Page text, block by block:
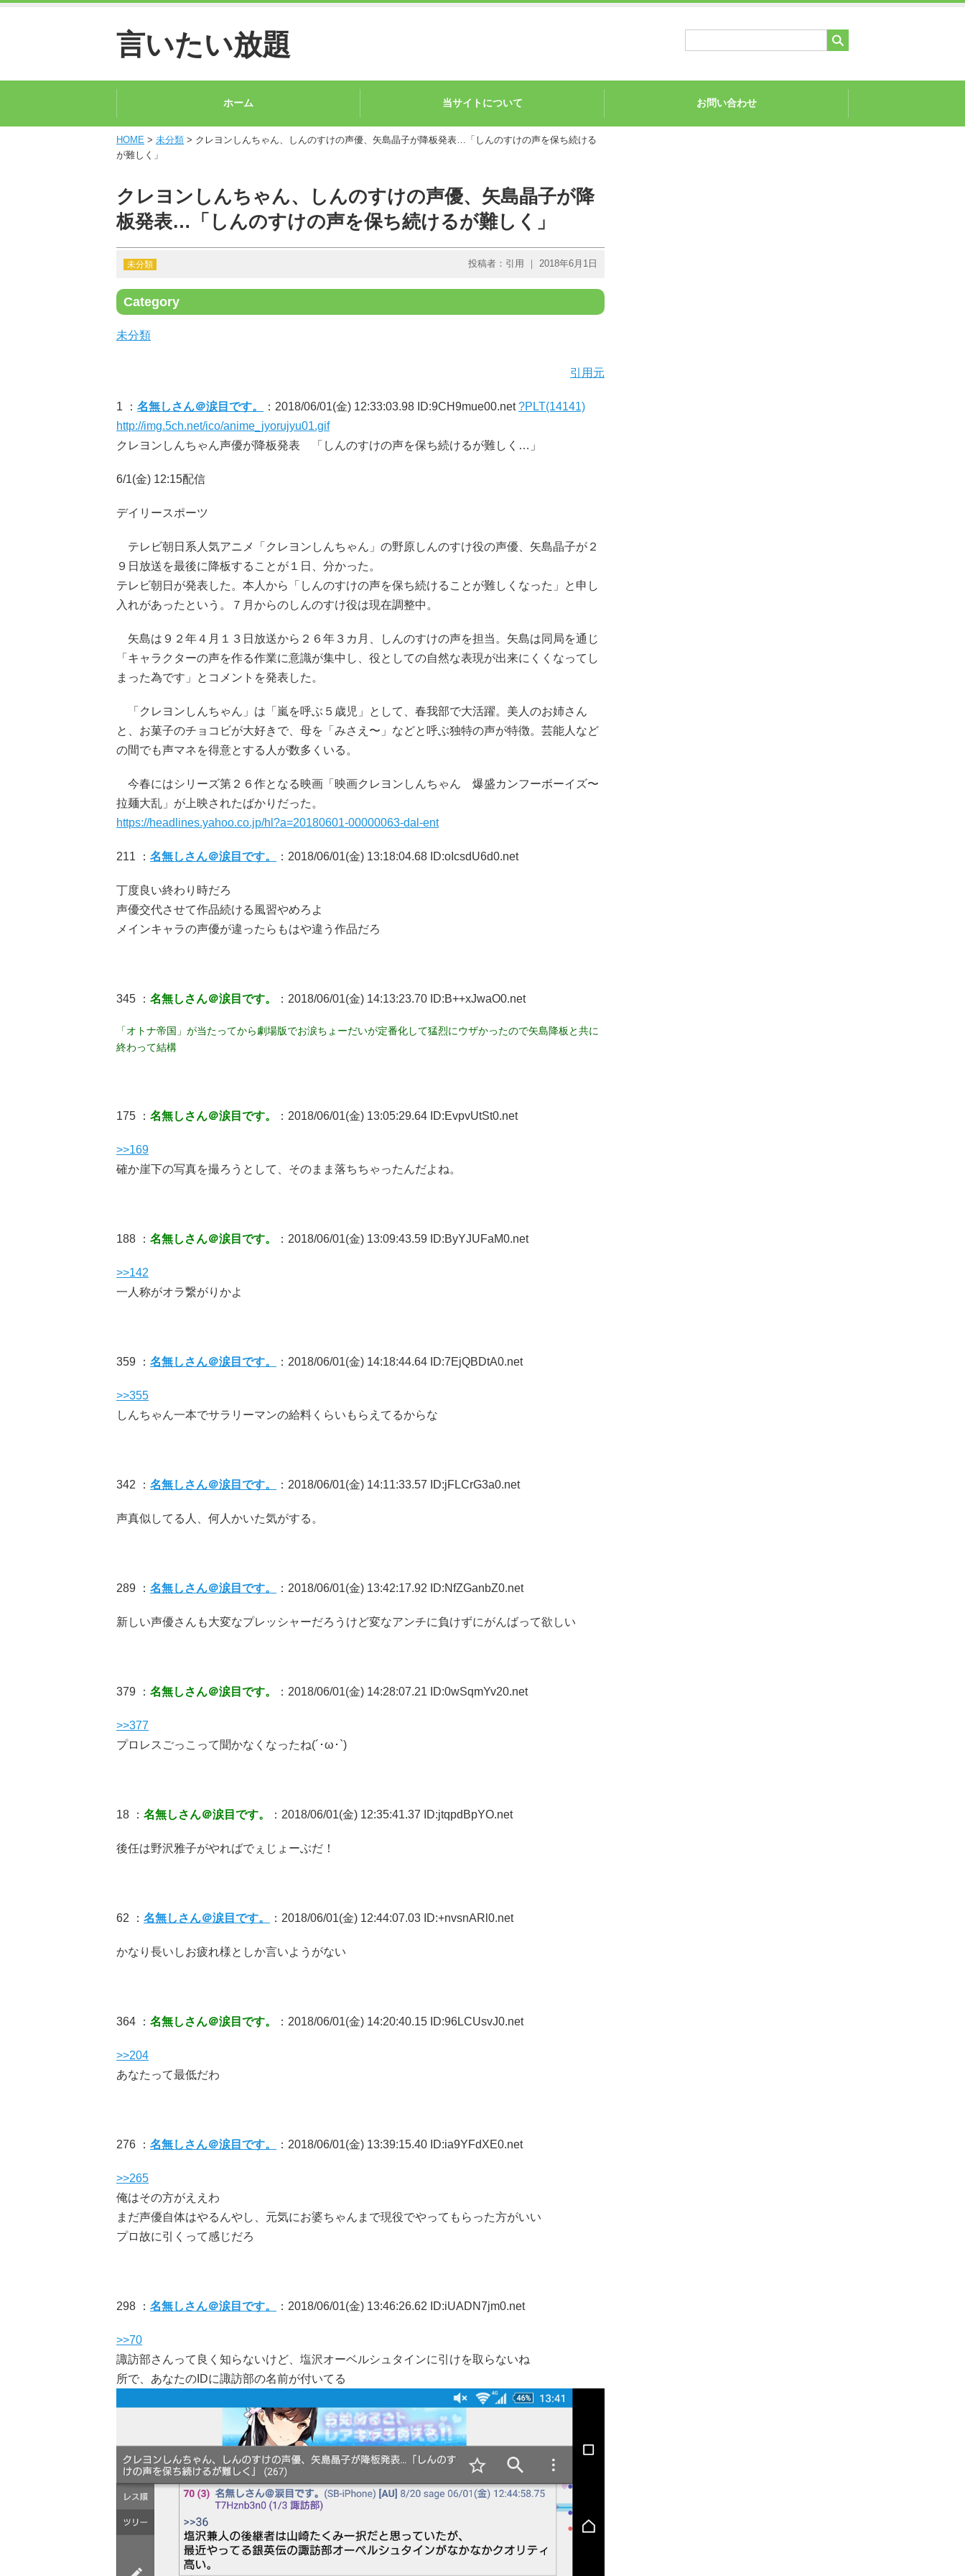
言いたい放題
ホーム 当サイトについて お問い合わせ
HOME > 未分類 > クレヨンしんちゃん、しんのすけの声優、矢島晶子が降板発表…「しんのすけの声を保ち続ける
が難しく」
クレヨンしんちゃん、しんのすけの声優、矢島晶子が降
板発表…「しんのすけの声を保ち続けるが難しく」
未分類 投稿者：引用 ｜ 2018年6月1日
Category
未分類
引用元
1 ： 名無しさん＠涙目です。 ：2018/06/01(金) 12:33:03.98 ID:9CH9mue00.net?PLT(14141)
http://img.5ch.net/ico/anime_jyorujyu01.gif
クレヨンしんちゃん声優が降板発表 「しんのすけの声を保ち続けるが難しく…」
6/1(金) 12:15配信
デイリースポーツ
テレビ朝日系人気アニメ「クレヨンしんちゃん」の野原しんのすけ役の声優、矢島晶子が２
９日放送を最後に降板することが１日、分かった。
テレビ朝日が発表した。本人から「しんのすけの声を保ち続けることが難しくなった」と申し
入れがあったという。７月からのしんのすけ役は現在調整中。
矢島は９２年４月１３日放送から２６年３カ月、しんのすけの声を担当。矢島は同局を通じ
「キャラクターの声を作る作業に意識が集中し、役としての自然な表現が出来にくくなってし
まった為です」とコメントを発表した。
「クレヨンしんちゃん」は「嵐を呼ぶ５歳児」として、春我部で大活躍。美人のお姉さん
と、お菓子のチョコビが大好きで、母を「みさえ〜」などと呼ぶ独特の声が特徴。芸能人など
の間でも声マネを得意とする人が数多くいる。
今春にはシリーズ第２６作となる映画「映画クレヨンしんちゃん 爆盛カンフーボーイズ〜
拉麺大乱」が上映されたばかりだった。
https://headlines.yahoo.co.jp/hl?a=20180601-00000063-dal-ent
211 ： 名無しさん＠涙目です。 ：2018/06/01(金) 13:18:04.68 ID:oIcsdU6d0.net
丁度良い終わり時だろ
声優交代させて作品続ける風習やめろよ
メインキャラの声優が違ったらもはや違う作品だろ
345 ： 名無しさん＠涙目です。 ：2018/06/01(金) 14:13:23.70 ID:B++xJwaO0.net
「オトナ帝国」が当たってから劇場版でお涙ちょーだいが定番化して猛烈にウザかったので矢島降板と共に
終わって結構
175 ： 名無しさん＠涙目です。 ：2018/06/01(金) 13:05:29.64 ID:EvpvUtSt0.net
>>169
確か崖下の写真を撮ろうとして、そのまま落ちちゃったんだよね。
188 ： 名無しさん＠涙目です。 ：2018/06/01(金) 13:09:43.59 ID:ByYJUFaM0.net
>>142
一人称がオラ繋がりかよ
359 ： 名無しさん＠涙目です。 ：2018/06/01(金) 14:18:44.64 ID:7EjQBDtA0.net
>>355
しんちゃん一本でサラリーマンの給料くらいもらえてるからな
342 ： 名無しさん＠涙目です。 ：2018/06/01(金) 14:11:33.57 ID:jFLCrG3a0.net
声真似してる人、何人かいた気がする。
289 ： 名無しさん＠涙目です。 ：2018/06/01(金) 13:42:17.92 ID:NfZGanbZ0.net
新しい声優さんも大変なプレッシャーだろうけど変なアンチに負けずにがんばって欲しい
379 ： 名無しさん＠涙目です。 ：2018/06/01(金) 14:28:07.21 ID:0wSqmYv20.net
>>377
プロレスごっこって聞かなくなったね(´･ω･`)
18 ： 名無しさん＠涙目です。 ：2018/06/01(金) 12:35:41.37 ID:jtqpdBpYO.net
後任は野沢雅子がやればでぇじょーぶだ！
62 ： 名無しさん＠涙目です。 ：2018/06/01(金) 12:44:07.03 ID:+nvsnARl0.net
かなり長いしお疲れ様としか言いようがない
364 ： 名無しさん＠涙目です。 ：2018/06/01(金) 14:20:40.15 ID:96LCUsvJ0.net
>>204
あなたって最低だわ
276 ： 名無しさん＠涙目です。 ：2018/06/01(金) 13:39:15.40 ID:ia9YFdXE0.net
>>265
俺はその方がええわ
まだ声優自体はやるんやし、元気にお婆ちゃんまで現役でやってもらった方がいい
プロ故に引くって感じだろ
298 ： 名無しさん＠涙目です。 ：2018/06/01(金) 13:46:26.62 ID:iUADN7jm0.net
>>70
諏訪部さんって良く知らないけど、塩沢オーベルシュタインに引けを取らないね
所で、あなたのIDに諏訪部の名前が付いてる